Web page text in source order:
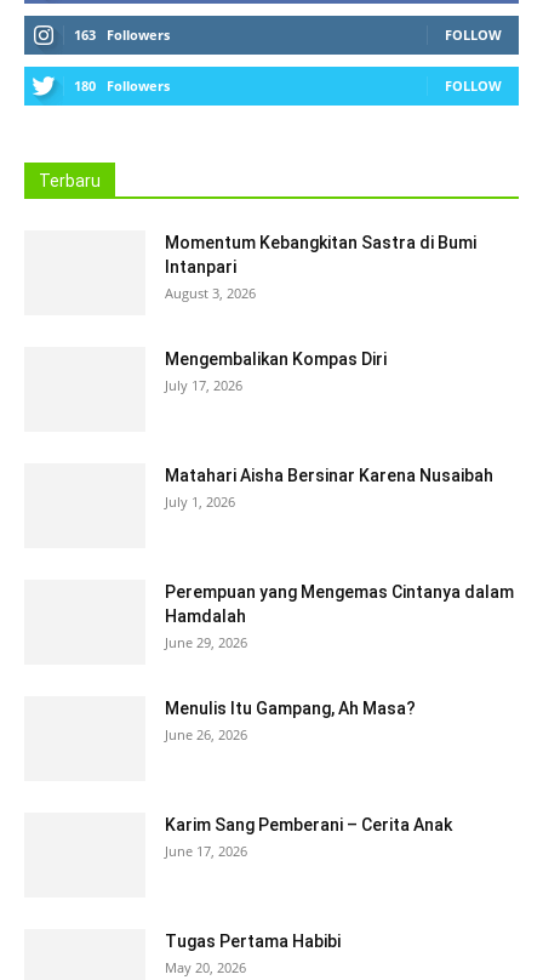
163 Followers FOLLOW
180 Followers FOLLOW
Terbaru
Momentum Kebangkitan Sastra di Bumi
Intanpari
August 3, 2026
Mengembalikan Kompas Diri
July 17, 2026
Matahari Aisha Bersinar Karena Nusaibah
July 1, 2026
Perempuan yang Mengemas Cintanya dalam
Hamdalah
June 29, 2026
Menulis Itu Gampang, Ah Masa?
June 26, 2026
Karim Sang Pemberani – Cerita Anak
June 17, 2026
Tugas Pertama Habibi
May 20, 2026